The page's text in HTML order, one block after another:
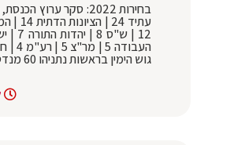
עתיד
גוש הימין בראשות נתניהו 60 מנדטים